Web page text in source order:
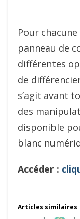
Pour chacune
panneau de
différentes
de
s’agit avant
des
disponible
blanc
Accéder :
Articles similaires